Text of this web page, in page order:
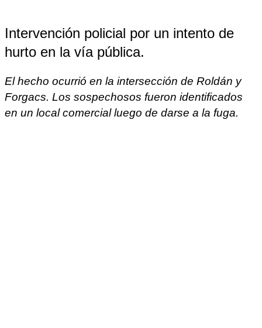
Intervención policial por un intento de
hurto en la vía pública.
El hecho ocurrió en la intersección de Roldán y
Forgacs. Los sospechosos fueron identificados
en un local comercial luego de darse a la fuga.